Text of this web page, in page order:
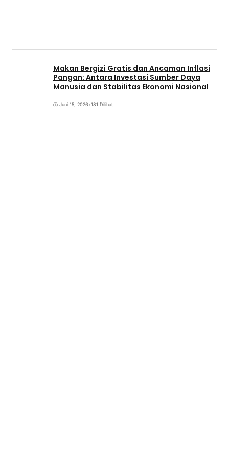
Makan Bergizi Gratis dan Ancaman Inflasi
Pangan: Antara Investasi Sumber Daya
Manusia dan Stabilitas Ekonomi Nasional
Juni 15, 2026•181 Dilihat